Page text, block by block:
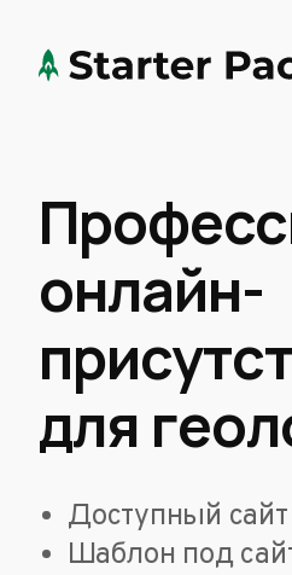
онлайн-
для
Доступный сайт
Шаблон под